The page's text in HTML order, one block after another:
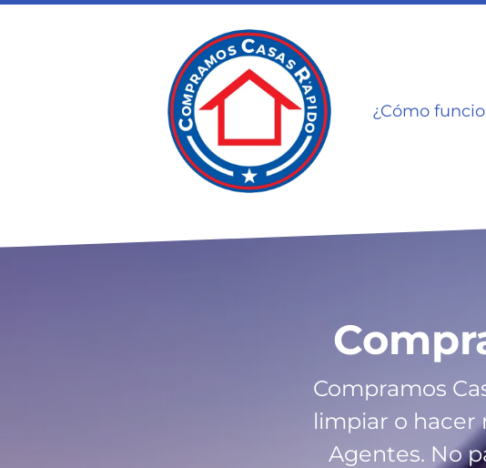
¿Cómo
Compramos
limpiar o hacer
Agentes. No